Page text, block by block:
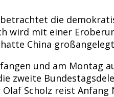
die
wird mit einer
China
und am Montag
zweite
Scholz reist Anfang